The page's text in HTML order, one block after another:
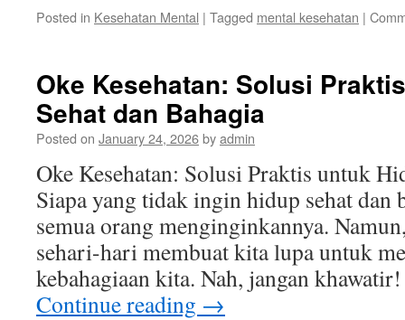
Posted in Kesehatan Mental | Tagged mental kesehatan |
Oke Kesehatan: Solusi
Sehat dan Bahagia
Posted on January 24, 2026byadmin
Oke Kesehatan: Solusi Praktis untuk
Siapa yang tidak ingin hidup sehat dan
semua orang menginginkannya.
sehari-hari membuat kita lupa untuk
kebahagiaan kita. Nah, jangan
Continue reading →